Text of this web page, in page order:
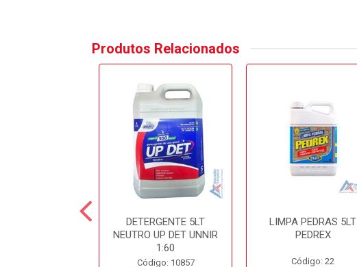
Produtos Relacionados
DETERGENTE 5LT
NEUTRO UP DET UNNIR
1:60
Código: 10857
LIMPA PEDRAS 5LT
PEDREX
Código: 22